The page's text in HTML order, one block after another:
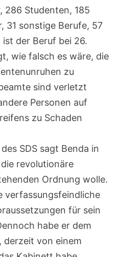
286 Studenten, 185
31 sonstige Berufe, 57
der Beruf bei 26.
wie falsch es wäre, die
zu
sind verletzt
Personen auf
zu Schaden
SDS sagt Benda in
revolutionäre
Ordnung wolle.
verfassungsfeindliche
für sein
habe er dem
derzeit von einem